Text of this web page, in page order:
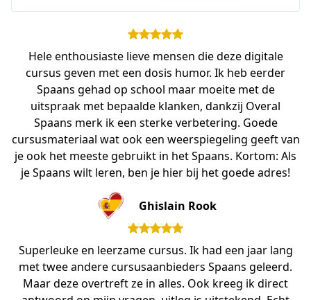
Hele enthousiaste lieve mensen die deze digitale
cursus geven met een dosis humor. Ik heb eerder
Spaans gehad op school maar moeite met de
uitspraak met bepaalde klanken, dankzij Overal
Spaans merk ik een sterke verbetering. Goede
cursusmateriaal wat ook een weerspiegeling geeft van
je ook het meeste gebruikt in het Spaans. Kortom: Als
je Spaans wilt leren, ben je hier bij het goede adres!
Ghislain Rook
Superleuke en leerzame cursus. Ik had een jaar lang
met twee andere cursusaanbieders Spaans geleerd.
Maar deze overtreft ze in alles. Ook kreeg ik direct